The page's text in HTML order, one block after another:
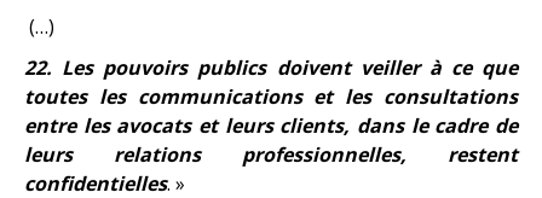
(…)
22. Les pouvoirs publics doivent veiller à ce que
toutes les communications et les consultations
entre les avocats et leurs clients, dans le cadre de
leurs relations professionnelles, restent
confidentielles. »